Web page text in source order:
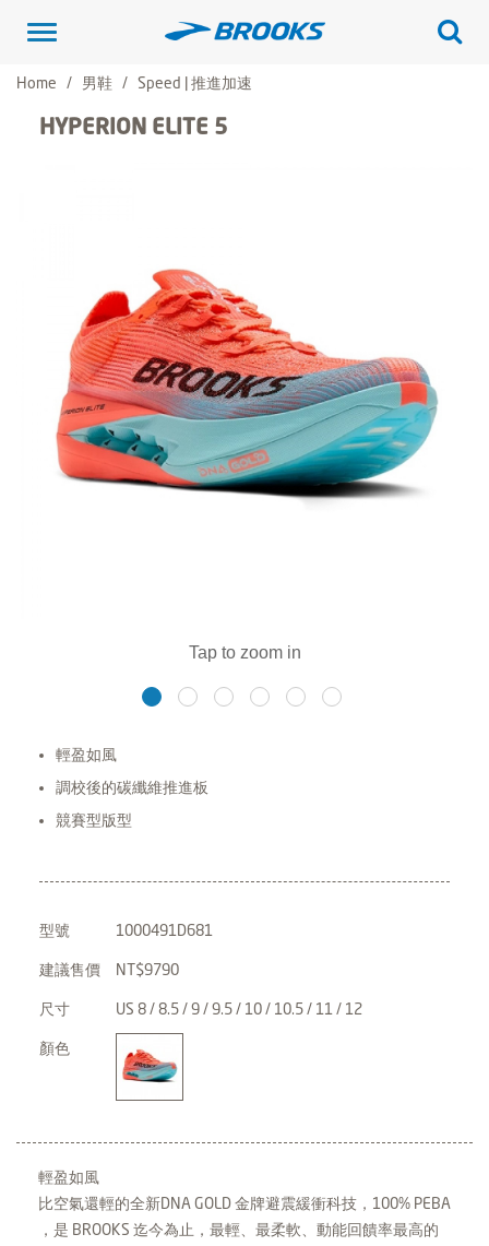
Toggle
Home
男鞋 Speed | 推進加速
HYPERION ELITE 5
輕盈如風
調校後的碳纖維推進板
競賽型版型
型號 1000491D681
建議售價 NT$9790
尺寸 US 8 / 8.5 / 9 / 9.5 / 10 / 10.5 / 11 / 12
顏色
輕盈如風
比空氣還輕的全新DNA GOLD 金牌避震緩衝科技，100% PEBA
，是 BROOKS 迄今為止，最輕、最柔軟、動能回饋率最高的